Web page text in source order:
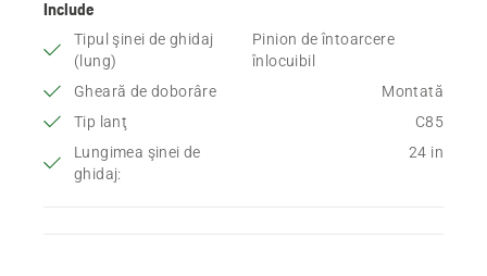
Include
Tipul şinei de ghidaj
(lung)
Pinion de întoarcere
înlocuibil
Gheară de doborâre
Montată
Tip lanţ
C85
Lungimea şinei de
ghidaj:
24 in